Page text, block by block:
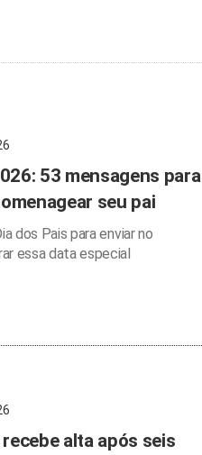
53 mensagens para
seu pai
dos Pais para enviar no
essa data especial
alta após seis